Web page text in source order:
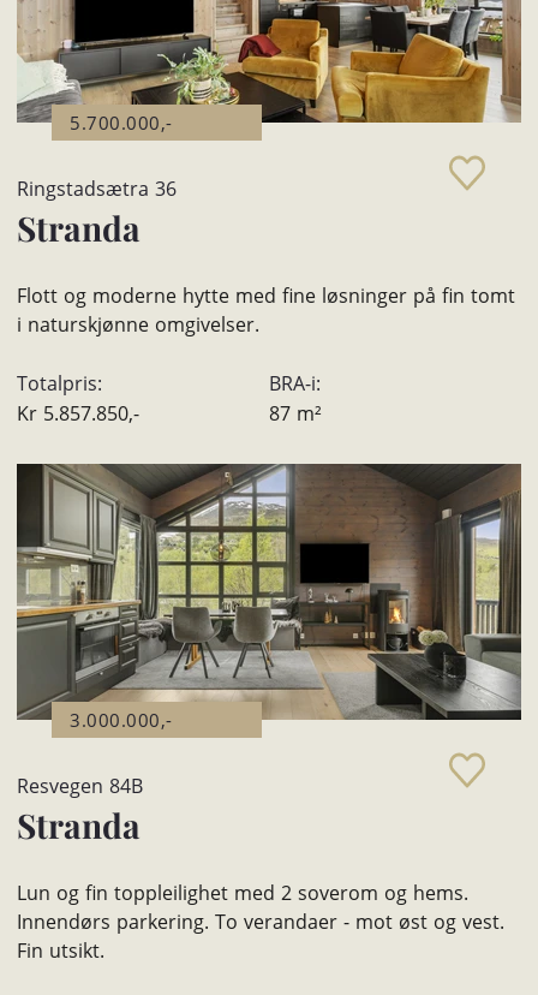
5.700.000,-
Ringstadsætra 36
Stranda
Flott og moderne hytte med fine løsninger på fin tomt
i naturskjønne omgivelser.
Totalpris:
Kr 5.857.850,-
BRA-i:
87 m²
3.000.000,-
Resvegen 84B
Stranda
Lun og fin toppleilighet med 2 soverom og hems.
Innendørs parkering. To verandaer - mot øst og vest.
Fin utsikt.